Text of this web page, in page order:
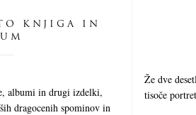
KNJIGA IN
albumi in drugi izdelki,
dragocenih spominov in
Že dve
tisoče